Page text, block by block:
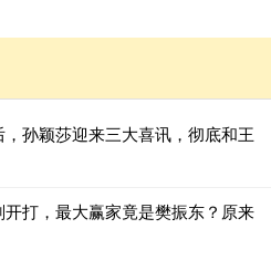
孙颖莎迎来三大喜讯，彻底和王
打，最大赢家竟是樊振东？原来